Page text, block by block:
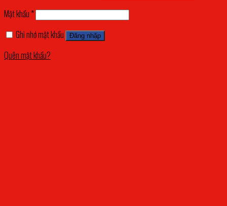
Mật khẩu *
Ghi nhớ mật khẩu
Đăng nhập
Quên mật khẩu?